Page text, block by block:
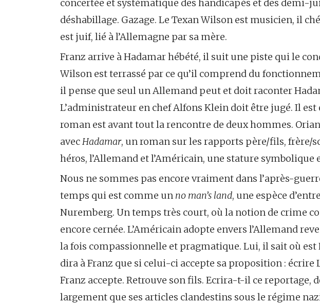
concertée et systématique des handicapés et des demi-
déshabillage. Gazage. Le Texan Wilson est musicien, il
est juif, lié à l’Allemagne par sa mère.
Franz arrive à Hadamar hébété, il suit une piste qui le
Wilson est terrassé par ce qu’il comprend du
il pense que seul un Allemand peut et doit raconter
L’administrateur en chef Alfons Klein doit être jugé. Il est
roman est avant tout la rencontre de deux hommes.
avecHadamar, un roman sur les rapports père/fils, frère/
héros, l’Allemand et l’Américain, une stature symbolique
Nous ne sommes pas encore vraiment dans l’après-
temps qui est comme un no man’s land, une espèce
Nuremberg. Un temps très court, où la notion de crime
encore cernée. L’Américain adopte envers l’Allemand
la fois compassionnelle et pragmatique. Lui, il sait où est
dira à Franz que si celui-ci accepte sa proposition : écrire
Franz accepte. Retrouve son fils. Ecrira-t-il ce reportage,
largement que ses articles clandestins sous le régime